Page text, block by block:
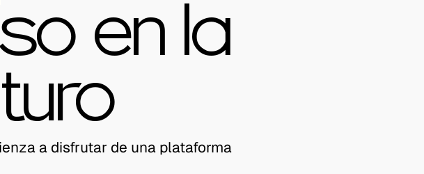
en la
a disfrutar de una plataforma